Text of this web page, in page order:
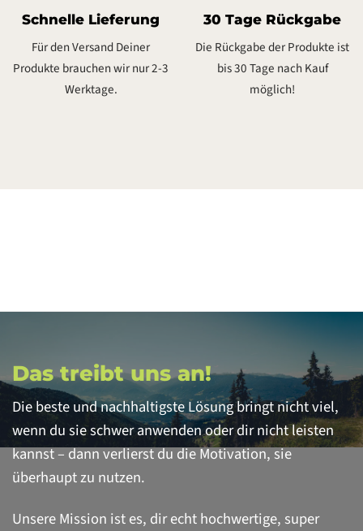
Schnelle Lieferung
Für den Versand Deiner
Produkte brauchen wir nur 2-3
Werktage.
30 Tage Rückgabe
Die Rückgabe der Produkte ist
bis 30 Tage nach Kauf
möglich!
Das treibt uns an!
Die beste und nachhaltigste Lösung bringt nicht viel,
wenn du sie schwer anwenden oder dir nicht leisten
kannst – dann verlierst du die Motivation, sie
überhaupt zu nutzen.
Unsere Mission ist es, dir echt hochwertige, super